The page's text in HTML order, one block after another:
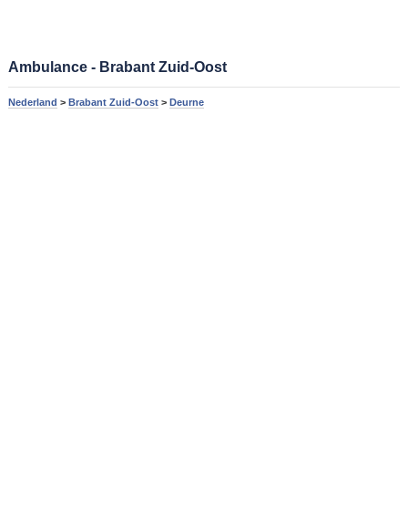
Ambulance - Brabant Zuid-Oost
Nederland > Brabant Zuid-Oost> Deurne